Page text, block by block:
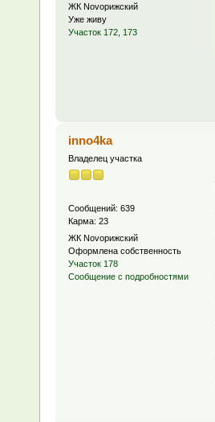
ЖК Novoрижский
Уже живу
Участок 172, 173
inno4ka
Владелец участка
Сообщений: 639
Карма: 23
ЖК Novoрижский
Оформлена собственность
Участок 178
Сообщение с подробностями